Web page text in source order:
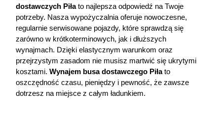
dostawczych Piła to najlepsza odpowiedź na Twoje
potrzeby. Nasza wypożyczalnia oferuje nowoczesne,
regularnie serwisowane pojazdy, które sprawdzą się
zarówno w krótkoterminowych, jak i dłuższych
wynajmach. Dzięki elastycznym warunkom oraz
przejrzystym zasadom nie musisz martwić się ukrytymi
kosztami. Wynajem busa dostawczego Piła to
oszczędność czasu, pieniędzy i pewność, że zawsze
dotrzesz na miejsce z całym ładunkiem.